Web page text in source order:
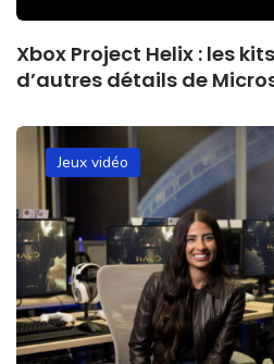
Xbox Project Helix : les
d’autres détails de
Jeux vidéo